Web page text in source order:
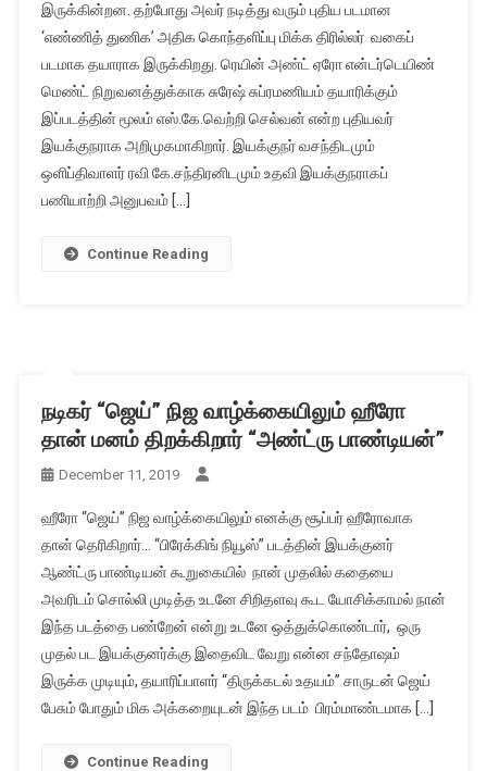
இருக்கின்றன. தற்போது அவர் நடித்து வரும் புதிய படமான
‘எண்ணித் துணிக’ அதிக கொந்தளிப்பு மிக்க திரில்லர் வகைப்
படமாக தயாராக இருக்கிறது. ரெயின் அண்ட் ஏரோ என்டர்டெயிண்
மெண்ட் நிறுவனத்துக்காக சுரேஷ் சுப்ரமணியம் தயாரிக்கும்
இப்படத்தின் மூலம் எஸ்.கே.வெற்றி செல்வன் என்ற புதியவர்
இயக்குநராக அறிமுகமாகிறார். இயக்குநர் வசந்திடமும்
ஒளிப்திவாளர் ரவி கே.சந்திரனிடமும் உதவி இயக்குநராகப்
பணியாற்றி அனுபவம் […]
Continue Reading
நடிகர் “ஜெய்” நிஜ வாழ்க்கையிலும் ஹீரோ
தான் மனம் திறக்கிறார் “அண்ட்ரு பாண்டியன்”
December 11, 2019
ஹீரோ “ஜெய்” நிஜ வாழ்க்கையிலும் எனக்கு சூப்பர் ஹீரோவாக
தான் தெரிகிறார்… “பிரேக்கிங் நியூஸ்” படத்தின் இயக்குனர்
ஆண்ட்ரு பாண்டியன் கூறுகையில் நான் முதலில் கதையை
அவரிடம் சொல்லி முடித்த உடனே சிறிதளவு கூட யோசிக்காமல் நான்
இந்த படத்தை பண்றேன் என்று உடனே ஒத்துக்கொண்டார், ஒரு
முதல் பட இயக்குனர்க்கு இதைவிட வேறு என்ன சந்தோஷம்
இருக்க முடியும், தயாரிப்பாளர் “திருக்கடல் உதயம்” சாருடன் ஜெய்
பேசும் போதும் மிக அக்கறையுடன் இந்த படம் பிரம்மாண்டமாக […]
Continue Reading